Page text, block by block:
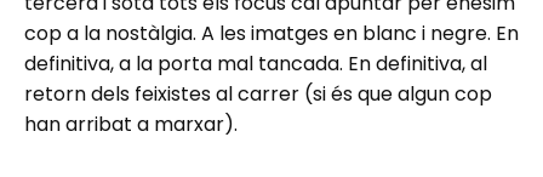
cop a la nostàlgia. A les imatges en blanc i negre. En
definitiva, a la porta mal tancada. En definitiva, al
retorn dels feixistes al carrer (si és que algun cop
han arribat a marxar).